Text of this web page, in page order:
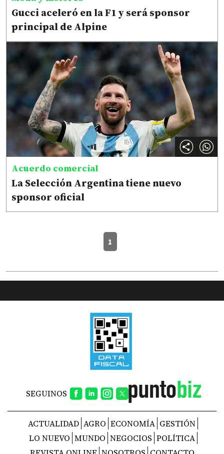
Gucci aceleró en la F1 y será sponsor
principal de Alpine
Acuerdo comercial
La Selección Argentina tiene nuevo
sponsor oficial
1
SEGUINOS
ACTUALIDAD AGRO ECONOMÍA GESTIÓN
LO NUEVO MUNDO NEGOCIOS POLÍTICA